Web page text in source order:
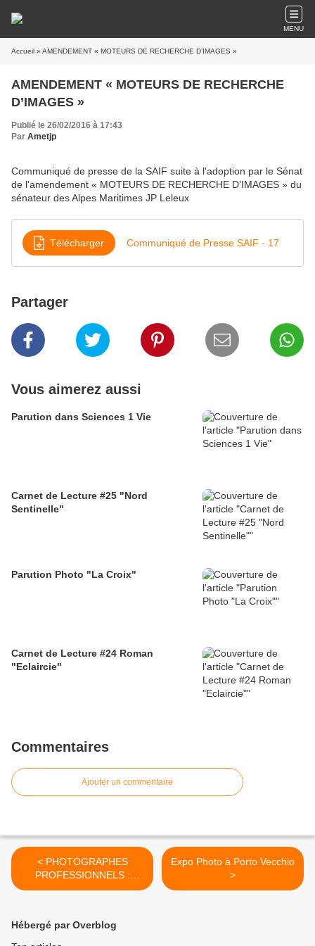
MENU
Accueil » AMENDEMENT « MOTEURS DE RECHERCHE D’IMAGES »
AMENDEMENT « MOTEURS DE RECHERCHE
D’IMAGES »
Publié le 26/02/2016 à 17:43
Par Ametjp
Communiqué de presse de la SAIF suite à l'adoption par le Sénat
de l'amendement « MOTEURS DE RECHERCHE D’IMAGES » du
sénateur des Alpes Maritimes JP Leleux
Télécharger Communiqué de Presse SAIF - 17
Partager
Vous aimerez aussi
Parution dans Sciences 1 Vie
Carnet de Lecture #25 "Nord
Sentinelle"
Parution Photo "La Croix"
Carnet de Lecture #24 Roman
"Eclaircie"
Commentaires
Ajouter un commentaire
< PHOTOGRAPHES
PROFESSIONNELS :
SOUTENEZ
Expo Photo à Porto Vecchio
>
Hébergé par Overblog